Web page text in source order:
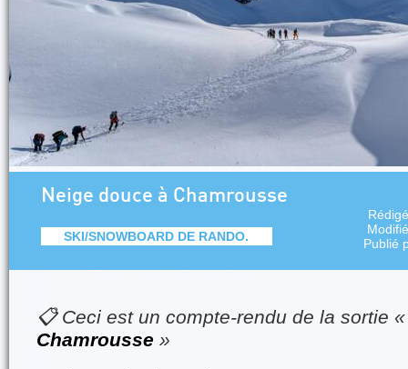
Neige douce à Chamrousse
SKI/SNOWBOARD DE RANDO.
Publié
📋 Ceci est un compte-rendu de la sortie
Chamrousse »